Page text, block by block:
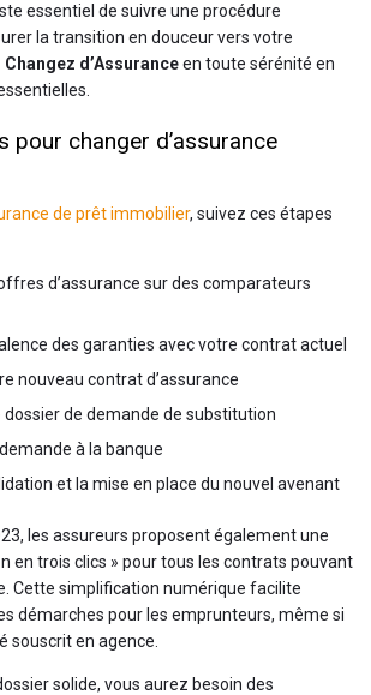
essentiel de suivre une procédure
la transition en douceur vers votre
Changez d’Assuranceen toute sérénité en
pour changer d’assurance
de prêt immobilier, suivez ces étapes
d’assurance sur des comparateurs
des garanties avec votre contrat actuel
nouveau contrat d’assurance
de demande de substitution
à la banque
et la mise en place du nouvel avenant
les assureurs proposent également une
en trois clics » pour tous les contrats pouvant
Cette simplification numérique facilite
démarches pour les emprunteurs, même si
souscrit en agence.
solide, vous aurez besoin des